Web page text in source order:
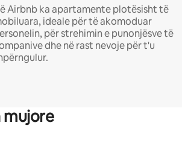
Airbnb ka apartamente plotësisht të
ideale për të akomoduar
për strehimin e punonjësve të
dhe në rast nevoje për t'u
mujore